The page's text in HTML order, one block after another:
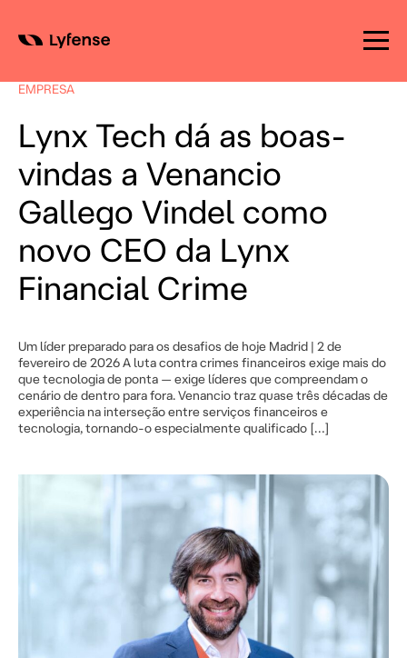
to EMPRESA
Lynx Tech dá as boas-
vindas a Venancio
Gallego Vindel como
novo CEO da Lynx
Financial Crime
Um líder preparado para os desafios de hoje Madrid | 2 de
fevereiro de 2026 A luta contra crimes financeiros exige mais do
que tecnologia de ponta — exige líderes que compreendam o
cenário de dentro para fora. Venancio traz quase três décadas de
experiência na interseção entre serviços financeiros e
tecnologia, tornando-o especialmente qualificado […]